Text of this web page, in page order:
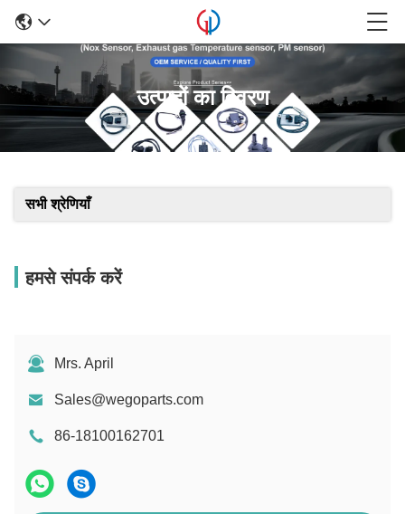
उत्पादों का विवरण
सभी श्रेणियाँ
हमसे संपर्क करें
Mrs. April
Sales@wegoparts.com
86-18100162701